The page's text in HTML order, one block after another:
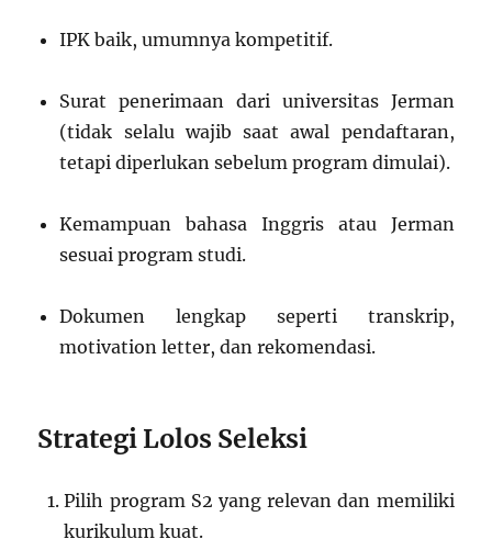
IPK baik, umumnya kompetitif.
Surat penerimaan dari universitas Jerman
(tidak selalu wajib saat awal pendaftaran,
tetapi diperlukan sebelum program dimulai).
Kemampuan bahasa Inggris atau Jerman
sesuai program studi.
Dokumen lengkap seperti transkrip,
motivation letter, dan rekomendasi.
Strategi Lolos Seleksi
Pilih program S2 yang relevan dan memiliki
kurikulum kuat.